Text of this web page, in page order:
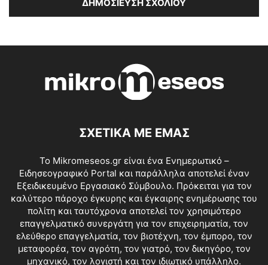
ΣΧΕΤΙΚΑ ΜΕ ΕΜΑΣ
Το Mikromeseos.gr είναι ένα Ενημερωτικό –
Ειδησεογραφικό Portal και παράλληλα αποτελεί έναν
Εξειδικευμένο Εργασιακό Σύμβουλο. Πρόκειται για τον
καλύτερο πάροχο έγκυρης και έγκαιρης ενημέρωσης του
πολίτη και ταυτόχρονα αποτελεί τον χρησιμότερο
επαγγελματικό συνεργάτη για τον επιχειρηματία, τον
ελεύθερο επαγγελματία, τον βιοτέχνη, τον έμπορο, τον
μεταφορέα, τον αγρότη, τον γιατρό, τον δικηγόρο, τον
μηχανικό, τον λογιστή και τον ιδιωτικό υπάλληλο.